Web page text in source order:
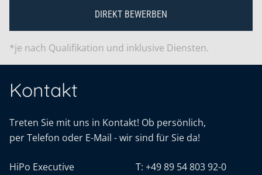
DIREKT BEWERBEN
*je nach Qualifikation und inklusive Diensten.
Kontakt
Treten Sie mit uns in Kontakt! Ob persönlich,
per Telefon oder E-Mail - wir sind für Sie da!
HiPo Executive
T: +49 89 54 803 92-0